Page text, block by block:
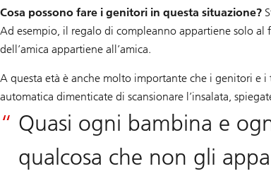
Cosa possono fare i genitori in questa situazione?
Ad esempio, il regalo di compleanno appartiene solo
dell’amica appartiene all’amica.
A questa età è anche molto importante che i genitori e
automatica dimenticate di scansionare l’insalata,
Quasi ogni bambina e
qualcosa che non gli